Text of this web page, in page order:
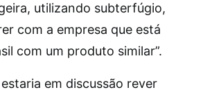
utilizando subterfúgio,
com a empresa que está
com um produto similar”.
em discussão rever